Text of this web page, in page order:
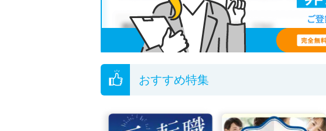
無料転職支援サービスにお申し込みいただくと、ご希望条件を
ご希望条件がまだ定まっていない方は
人気の希望条件をピックア
転職支援の他、情報収集や募集状況の確認も、お気軽にご相談く
おすすめ特集